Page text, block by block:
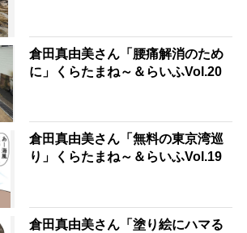
倉田真由美さん「腰痛解消のため
に」くらたまね～＆らいふVol.20
倉田真由美さん「無料の東京湾巡
り」くらたまね～＆らいふVol.19
倉田真由美さん「塗り絵にハマる